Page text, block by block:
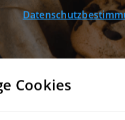
ausgesprochen
Cookies